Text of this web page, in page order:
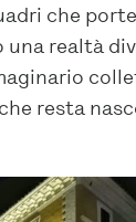
che
realtà
resta